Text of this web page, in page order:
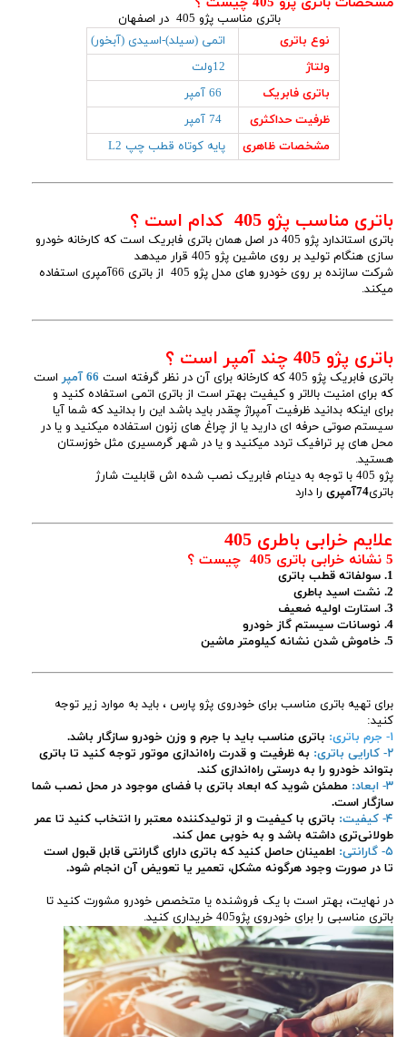
باتری مناسب پژو 405 در اصفهان
نوع باتری
اتمی (سیلد)-اسیدی (آبخور)
ولتاژ
باتری فابریک
ظرفیت حداکثری
مشخصات ظاهری
پایه کوتاه قطب چپ L2
باتری مناسب پژو 405 کدام است ؟
باتری استاندارد پژو 405 در اصل همان باتری فابریک است که کارخانه خودرو
سازی هنگام تولید بر روی ماشین پژو 405 قرار میدهد
شرکت سازنده بر روی خودرو های مدل پژو 405 از باتری 66آمپری استفاده
میکند.
باتری پژو 405 چند آمپر است ؟
باتری فابریک پژو 405 که کارخانه برای آن در نظر گرفته است 66 آمپر
است
که برای امنیت بالاتر و کیفیت بهتر است از باتری اتمی استفاده کنید و
برای اینکه بدانید ظرفیت آمپراژ چقدر باید باشد این را بدانید که شما آیا
سیستم صوتی حرفه ای دارید یا از چراغ های زنون استفاده میکنید و یا در
محل های پر ترافیک تردد میکنید و یا در شهر گرمسیری مثل خوزستان
هستید.
پژو 405 با توجه به دینام فابریک نصب شده اش قابلیت شارژ
باتری74آمپری را دارد
علایم خرابی باطری 405
5 نشانه خرابی باتری 405 چیست ؟
1. سولفاته قطب باتری
2. نشت اسید باطری
3. استارت اولیه ضعیف
4. نوسانات سیستم گاز خودرو
5. خاموش شدن نشانه کیلومتر ماشین
برای تهیه باتری مناسب برای خودروی پژو پارس ، باید به موارد زیر توجه
کنید:
۱- جرم باتری:
باتری مناسب باید با جرم و وزن خودرو سازگار باشد.
۲- کارایی باتری:
به ظرفیت و قدرت راه‌اندازی موتور توجه کنید تا باتری
بتواند خودرو را به درستی راه‌اندازی کند.
۳- ابعاد:
مطمئن شوید که ابعاد باتری با فضای موجود در محل نصب شما
سازگار است.
۴- کیفیت:
باتری با کیفیت و از تولیدکننده معتبر را انتخاب کنید تا عمر
طولانی‌تری داشته باشد و به خوبی عمل کند.
۵- گارانتی:
اطمینان حاصل کنید که باتری دارای گارانتی قابل قبول است
تا در صورت وجود هرگونه مشکل، تعمیر یا تعویض آن انجام شود.
در نهایت، بهتر است با یک فروشنده یا متخصص خودرو مشورت کنید تا
باتری مناسبی را برای خودروی پژو405 خریداری کنید.